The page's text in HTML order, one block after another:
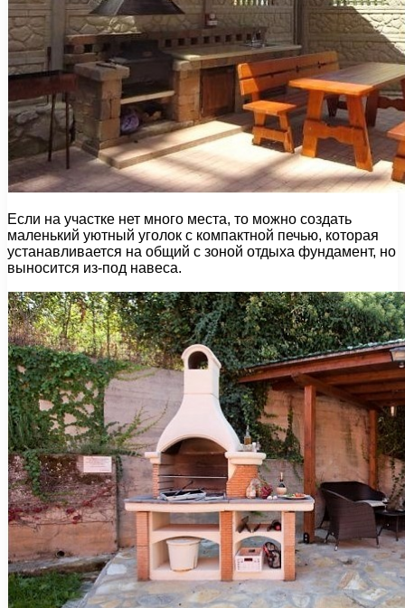
Если на участке нет много места, то можно создать
маленький уютный уголок с компактной печью, которая
устанавливается на общий с зоной отдыха фундамент, но
выносится из-под навеса.